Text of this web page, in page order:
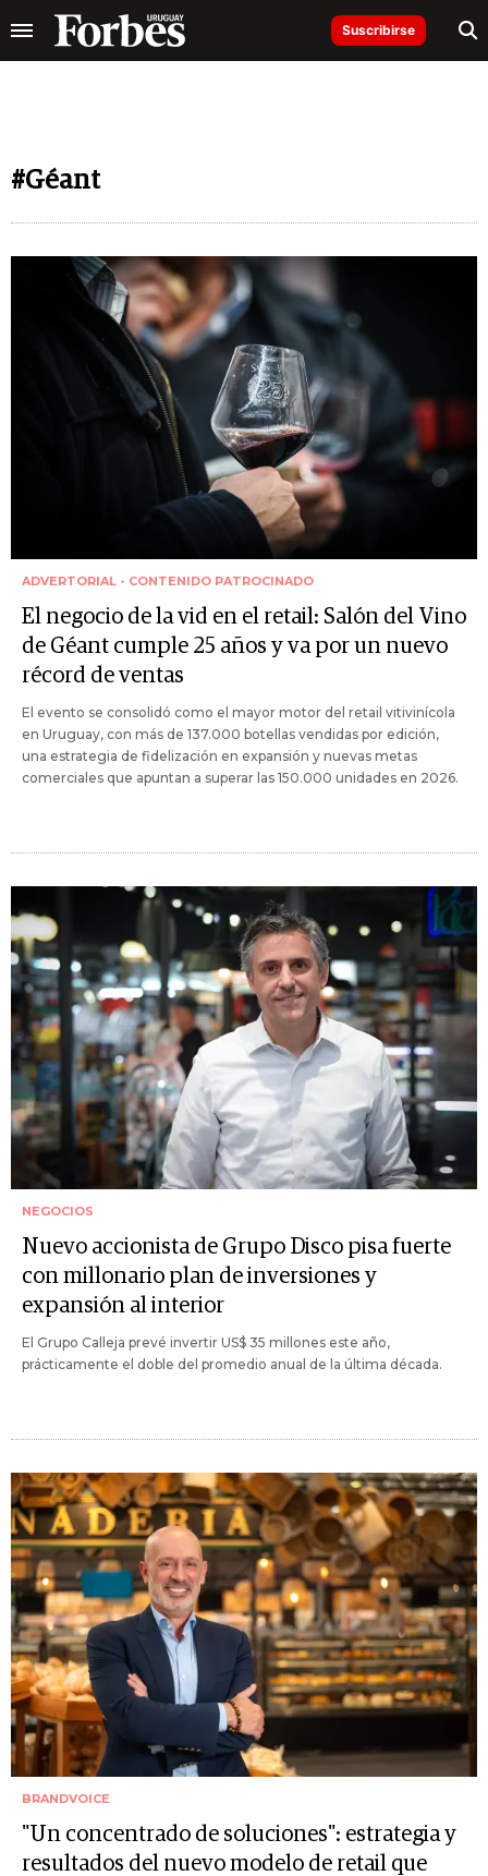
Suscribirse
#Géant
ADVERTORIAL - CONTENIDO PATROCINADO
El negocio de la vid en el retail: Salón del Vino
de Géant cumple 25 años y va por un nuevo
récord de ventas
El evento se consolidó como el mayor motor del retail vitivinícola
en Uruguay, con más de 137.000 botellas vendidas por edición,
una estrategia de fidelización en expansión y nuevas metas
comerciales que apuntan a superar las 150.000 unidades en 2026.
NEGOCIOS
Nuevo accionista de Grupo Disco pisa fuerte
con millonario plan de inversiones y
expansión al interior
El Grupo Calleja prevé invertir US$ 35 millones este año,
prácticamente el doble del promedio anual de la última década.
BRANDVOICE
"Un concentrado de soluciones": estrategia y
resultados del nuevo modelo de retail que